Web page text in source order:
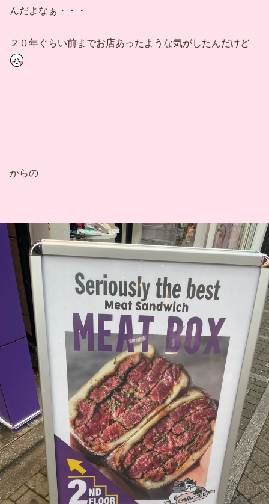
んだよなぁ・・・
２０年ぐらい前までお店あったような気がしたんだけど
からの